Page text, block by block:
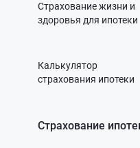
Страхование жизни и
здоровья для ипотеки
Калькулятор
страхования ипотеки
Страхование